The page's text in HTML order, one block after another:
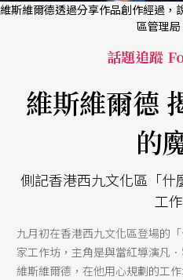
維斯維爾德透過分享作品創作經過，
區管理局
話題追蹤
維斯維爾德
的
側記香港西九文化區「什
工
九月初在香港西九文化區登場的
家工作坊，主角是與當紅導演凡
維斯維爾德，在他用心規劃的工